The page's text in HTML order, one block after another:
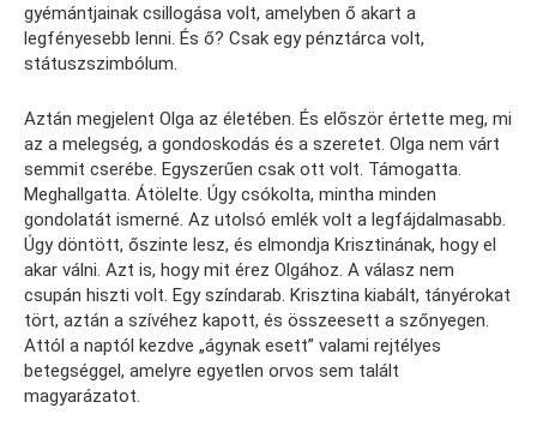
gyémántjainak csillogása volt, amelyben ő akart a
legfényesebb lenni. És ő? Csak egy pénztárca volt,
státuszszimbólum.
Aztán megjelent Olga az életében. És először értette meg, mi
az a melegség, a gondoskodás és a szeretet. Olga nem várt
semmit cserébe. Egyszerűen csak ott volt. Támogatta.
Meghallgatta. Átölelte. Úgy csókolta, mintha minden
gondolatát ismerné. Az utolsó emlék volt a legfájdalmasabb.
Úgy döntött, őszinte lesz, és elmondja Krisztinának, hogy el
akar válni. Azt is, hogy mit érez Olgához. A válasz nem
csupán hiszti volt. Egy színdarab. Krisztina kiabált, tányérokat
tört, aztán a szívéhez kapott, és összeesett a szőnyegen.
Attól a naptól kezdve „ágynak esett” valami rejtélyes
betegséggel, amelyre egyetlen orvos sem talált
magyarázatot.